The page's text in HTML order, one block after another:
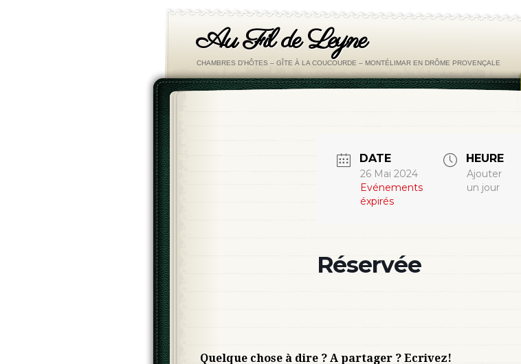
Au Fil de Leyne
CHAMBRES D'HÔTES – GÎTE À LA COUCOURDE – MONTÉLIMAR EN DRÔME PROVENÇALE
DATE
26 Mai 2024
Evénements
éxpirés
HEURE
Ajouter
un jour
Réservée
Quelque chose à dire ? A partager ? Ecrivez!